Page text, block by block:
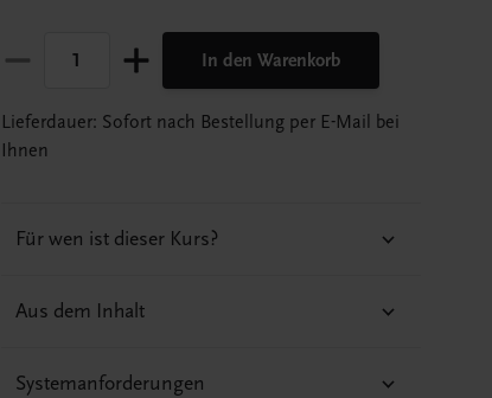
In den Warenkorb
Lieferdauer: Sofort nach Bestellung per E-Mail bei
Ihnen
Für wen ist dieser Kurs?
Aus dem Inhalt
Systemanforderungen